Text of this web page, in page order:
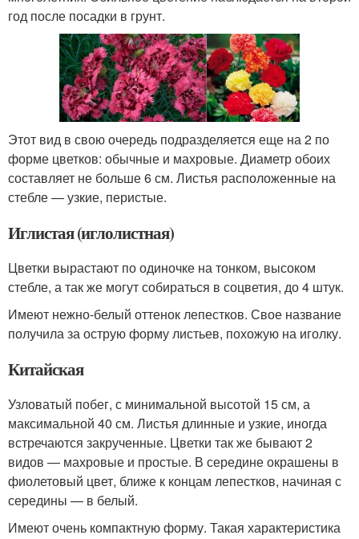
год после посадки в грунт.
Этот вид в свою очередь подразделяется еще на 2 по
форме цветков: обычные и махровые. Диаметр обоих
составляет не больше 6 см. Листья расположенные на
стебле — узкие, перистые.
Иглистая (иглолистная)
Цветки вырастают по одиночке на тонком, высоком
стебле, а так же могут собираться в соцветия, до 4 штук.
Имеют нежно-белый оттенок лепестков. Свое название
получила за острую форму листьев, похожую на иголку.
Китайская
Узловатый побег, с минимальной высотой 15 см, а
максимальной 40 см. Листья длинные и узкие, иногда
встречаются закрученные. Цветки так же бывают 2
видов — махровые и простые. В середине окрашены в
фиолетовый цвет, ближе к концам лепестков, начиная с
середины — в белый.
Имеют очень компактную форму. Такая характеристика